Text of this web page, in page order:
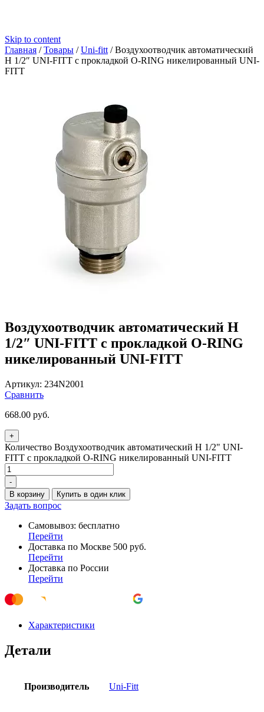
Skip to content
Главная /Товары /Uni-fitt /Воздухоотводчик автоматический
Н 1/2″ UNI-FITT с прокладкой O-RING никелированный UNI-
FITT
Воздухоотводчик автоматический Н
1/2″ UNI-FITT с прокладкой O-RING
никелированный UNI-FITT
Артикул: 234N2001
Сравнить
668.00 руб.
+
Количество Воздухоотводчик автоматический Н 1/2" UNI-
FITT с прокладкой O-RING никелированный UNI-FITT
-
В корзину
Купить в один клик
Задать вопрос
Самовывоз: бесплатно
Перейти
Доставка по Москве 500 руб.
Перейти
Доставка по России
Перейти
Характеристики
Детали
Производитель Uni-Fitt